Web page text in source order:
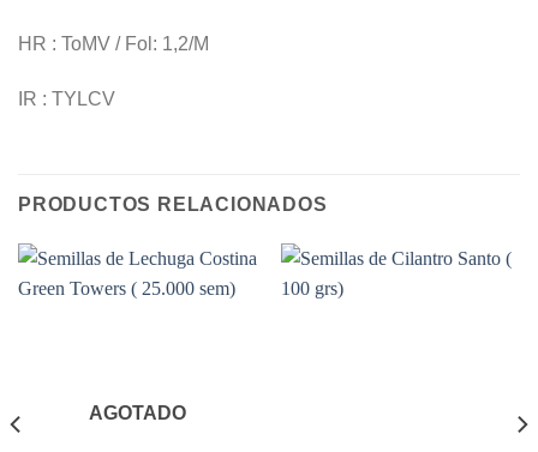
HR : ToMV / Fol: 1,2/M
IR : TYLCV
PRODUCTOS RELACIONADOS
AGOTADO